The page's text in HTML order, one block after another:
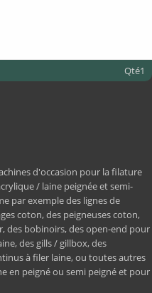
Qté1
d'occasion pour la filature
/ laine peignée et semi-
par exemple des lignes de
coton, des peigneuses coton,
des bobinoirs, des open-end pour
des gills / gillbox, des
à filer laine, ou toutes autres
en peigné ou semi peigné et pour